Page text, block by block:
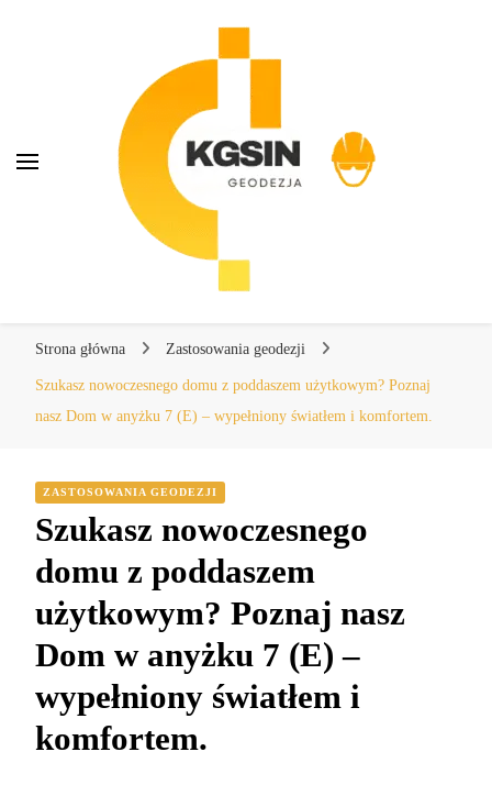
KGSIN Geodezja
Strona główna Zastosowania geodezji
Szukasz nowoczesnego domu z poddaszem użytkowym? Poznaj
nasz Dom w anyżku 7 (E) – wypełniony światłem i komfortem.
ZASTOSOWANIA GEODEZJI
Szukasz nowoczesnego
domu z poddaszem
użytkowym? Poznaj nasz
Dom w anyżku 7 (E) –
wypełniony światłem i
komfortem.